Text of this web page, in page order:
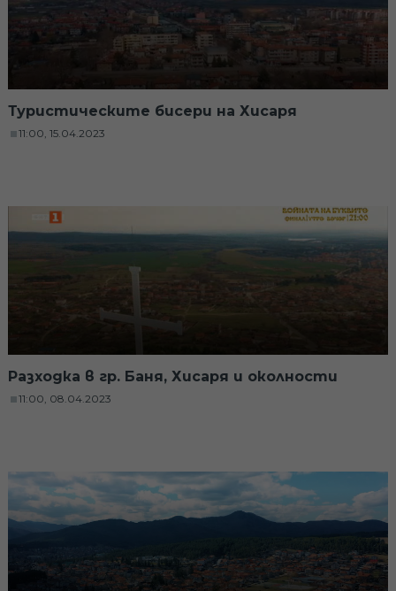
Туристическите бисери на Хисаря
11:00, 15.04.2023
Разходка в гр. Баня, Хисаря и околности
11:00, 08.04.2023